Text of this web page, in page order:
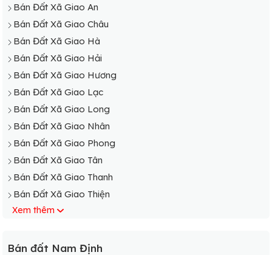
Bán Đất Xã Giao An
Bán Đất Xã Giao Châu
Bán Đất Xã Giao Hà
Bán Đất Xã Giao Hải
Bán Đất Xã Giao Hương
Bán Đất Xã Giao Lạc
Bán Đất Xã Giao Long
Bán Đất Xã Giao Nhân
Bán Đất Xã Giao Phong
Bán Đất Xã Giao Tân
Bán Đất Xã Giao Thanh
Bán Đất Xã Giao Thiện
Bán Đất Xã Giao Thịnh
Bán Đất Xã Giao Xuân
Xem thêm
Bán đất Nam Định